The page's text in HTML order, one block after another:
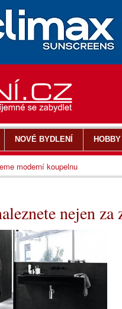
nejen za
NOVÉ BYDLENÍ
moderní koupelnu